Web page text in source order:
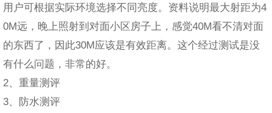
用户可根据实际环境选择不同亮度。资料说明最大射距为4
0M远，晚上照射到对面小区房子上，感觉40M看不清对面
的东西了，因此30M应该是有效距离。这个经过测试是没
有什么问题，非常的好。
2、重量测评
3、防水测评